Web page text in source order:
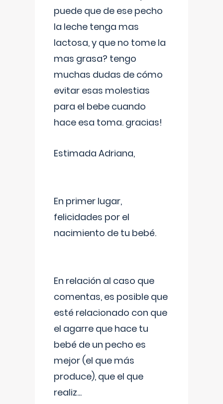
puede que de ese pecho
la leche tenga mas
lactosa, y que no tome la
mas grasa? tengo
muchas dudas de cómo
evitar esas molestias
para el bebe cuando
hace esa toma. gracias!
Estimada Adriana,
En primer lugar,
felicidades por el
nacimiento de tu bebé.
En relación al caso que
comentas, es posible que
esté relacionado con que
el agarre que hace tu
bebé de un pecho es
mejor (el que más
produce), que el que
realiz...